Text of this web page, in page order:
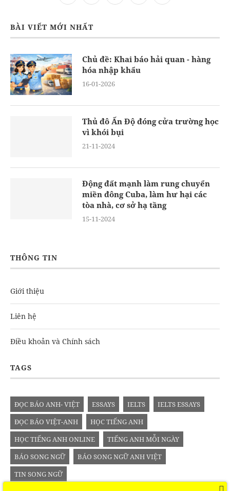
BÀI VIẾT MỚI NHẤT
Chủ đề: Khai báo hải quan - hàng
hóa nhập khẩu
16-01-2026
Thủ đô Ấn Độ đóng cửa trường học
vì khói bụi
21-11-2024
Động đất mạnh làm rung chuyển
miền đông Cuba, làm hư hại các
tòa nhà, cơ sở hạ tầng
15-11-2024
THÔNG TIN
Giới thiệu
Liên hệ
Điều khoản và Chính sách
TAGS
ĐỌC BÁO ANH- VIỆT ESSAYS IELTS
IELTS ESSAYS
ĐỌC BÁO VIỆT-ANH
HỌC TIẾNG ANH
HỌC TIẾNG ANH ONLINE
TIẾNG ANH MỖI NGÀY
BÁO SONG NGỮ
BÁO SONG NGỮ ANH VIỆT
TIN SONG NGỮ